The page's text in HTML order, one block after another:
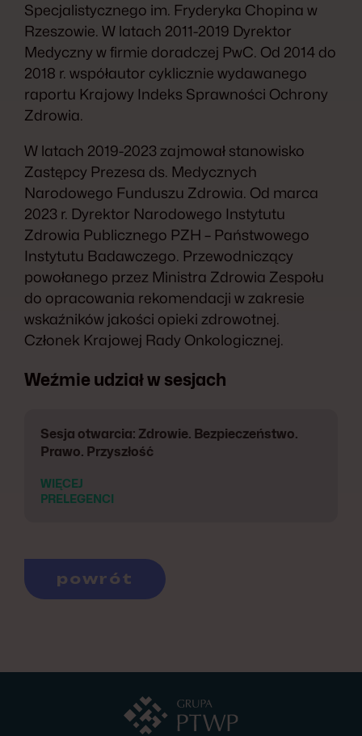
Specjalistycznego im. Fryderyka Chopina w
Rzeszowie. W latach 2011-2019 Dyrektor
Medyczny w firmie doradczej PwC. Od 2014 do
2018 r. współautor cyklicznie wydawanego
raportu Krajowy Indeks Sprawności Ochrony
Zdrowia.
W latach 2019-2023 zajmował stanowisko
Zastępcy Prezesa ds. Medycznych
Narodowego Funduszu Zdrowia. Od marca
2023 r. Dyrektor Narodowego Instytutu
Zdrowia Publicznego PZH – Państwowego
Instytutu Badawczego. Przewodniczący
powołanego przez Ministra Zdrowia Zespołu
do opracowania rekomendacji w zakresie
wskaźników jakości opieki zdrowotnej.
Członek Krajowej Rady Onkologicznej.
Weźmie udział w sesjach
Sesja otwarcia: Zdrowie. Bezpieczeństwo.
Prawo. Przyszłość
WIĘCEJ
PRELEGENCI
powrót